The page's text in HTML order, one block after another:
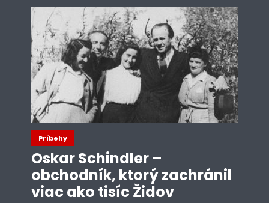
Príbehy
Oskar Schindler –
obchodník, ktorý zachránil
viac ako tisíc Židov